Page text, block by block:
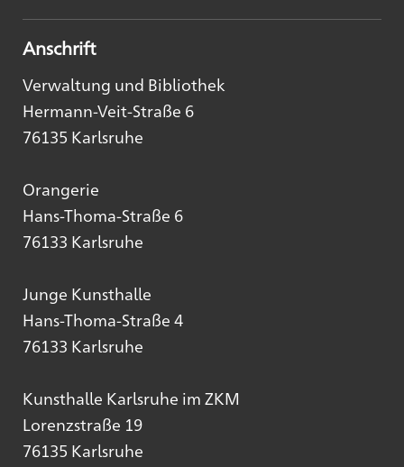
Anschrift
Verwaltung und Bibliothek
Hermann-Veit-Straße 6
76135 Karlsruhe
Orangerie
Hans-Thoma-Straße 6
76133 Karlsruhe
Junge Kunsthalle
Hans-Thoma-Straße 4
76133 Karlsruhe
Kunsthalle Karlsruhe im ZKM
Lorenzstraße 19
76135 Karlsruhe